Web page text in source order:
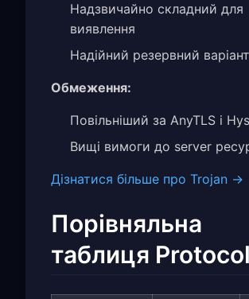
Надзвичайно складний для
виявлення
Надійний резервний варіант
Обмеження:
Повільніший за AnyTLS і
Вищі вимоги до server
Дізнатися більше про Trojan →
Порівняльна
таблиця Protocol